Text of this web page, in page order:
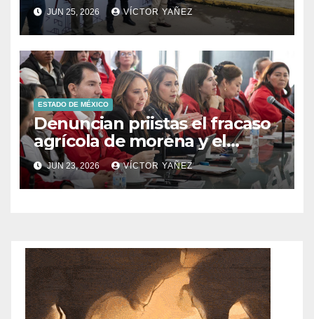
Prolongación León Guzmán
JUN 25, 2026 VÍCTOR YAÑEZ
ESTADO DE MÉXICO
Denuncian priistas el fracaso
agrícola de morena y el
abandono al campo
mexicano
JUN 23, 2026 VÍCTOR YAÑEZ